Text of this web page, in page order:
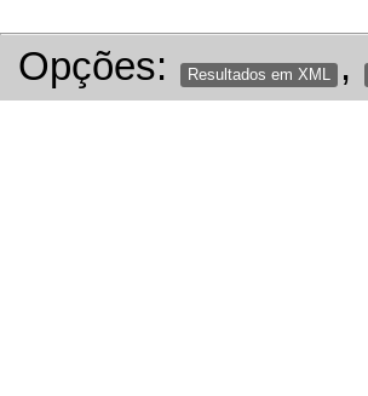
Opções: Resultados em XML ,